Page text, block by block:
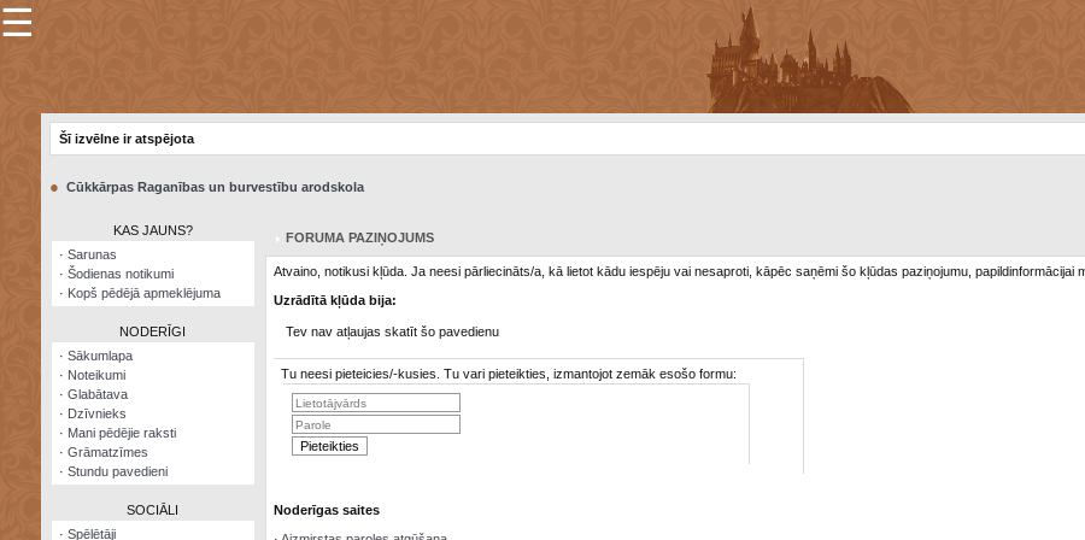
×
Šodienas
Visatcera
almanahs
☰
Šī izvēlne ir atspējota
● Cūkkārpas Raganības un burvestību arodskola
KAS JAUNS?
· Sarunas
· Šodienas notikumi
· Kopš pēdējā apmeklējuma
NODERĪGI
· Sākumlapa
· Noteikumi
· Glabātava
· Dzīvnieks
· Mani pēdējie raksti
· Grāmatzīmes
· Stundu pavedieni
SOCIĀLI
· Spēlētāji
FORUMA PAZIŅOJUMS
Atvaino, notikusi kļūda. Ja neesi pārliecināts/a, kā lietot kādu iespēju vai nesaproti, kāpēc saņēmi šo kļūdas paziņojumu, papildinformācijai
Uzrādītā kļūda bija:
Tev nav atļaujas skatīt šo pavedienu
Tu neesi pieteicies/-kusies. Tu vari pieteikties, izmantojot zemāk esošo formu:
Noderīgas saites